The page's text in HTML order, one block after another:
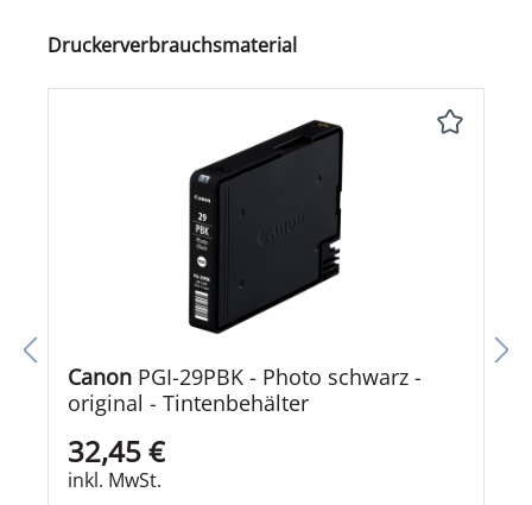
Produktgalerie überspringen
Druckerverbrauchsmaterial
Canon
original - Tintenbehälter
32,45 €
inkl. MwSt.